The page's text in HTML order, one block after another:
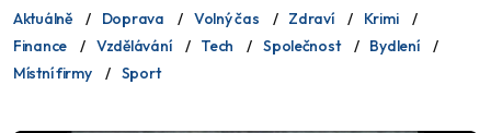
Aktuálně Doprava Volný čas Zdraví
Krimi
Finance
Vzdělávání Tech Společnost
Bydlení
Místní firmy
Sport